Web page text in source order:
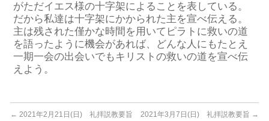
がただイエス様の十字架によることを表している。
だから私達は十字架にかかられた主を宣べ伝える。
主は残された僅かな時間を用いてピラトに救いの道
を語ったように機会があれば、どんな人にもたとえ
一期一会の出会いでもキリストの救いの道を宣べ伝
えよう。
← 2021年2月21日(日) 礼拝説教要旨 2021年3月7日(日) 礼拝説教要旨 →